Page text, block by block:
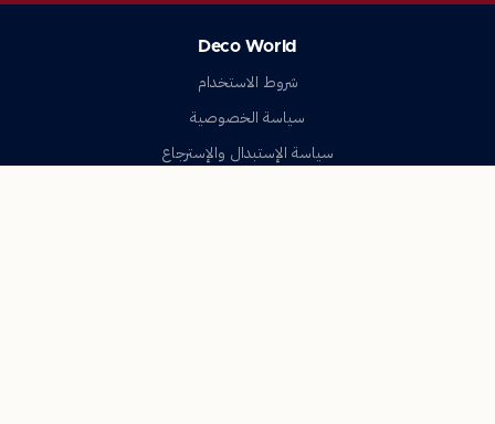
Deco World
شروط الاستخدام
سياسة الخصوصية
سياسة الإستبدال والإسترجاع